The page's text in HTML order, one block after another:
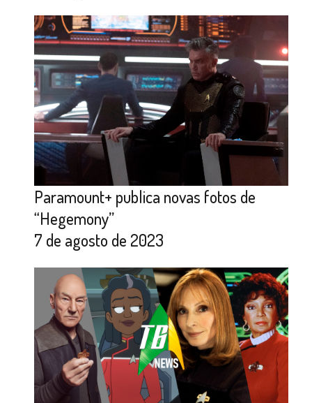
Paramount+ publica novas fotos de
“Hegemony”
7 de agosto de 2023